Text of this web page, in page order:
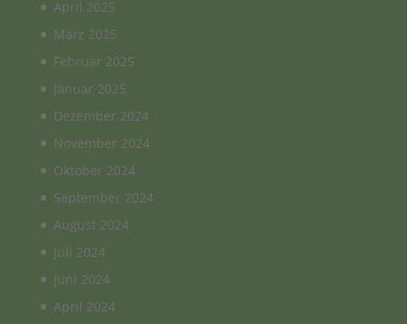
April 2025
März 2025
Februar 2025
Januar 2025
Dezember 2024
November 2024
Oktober 2024
September 2024
August 2024
Juli 2024
Juni 2024
April 2024